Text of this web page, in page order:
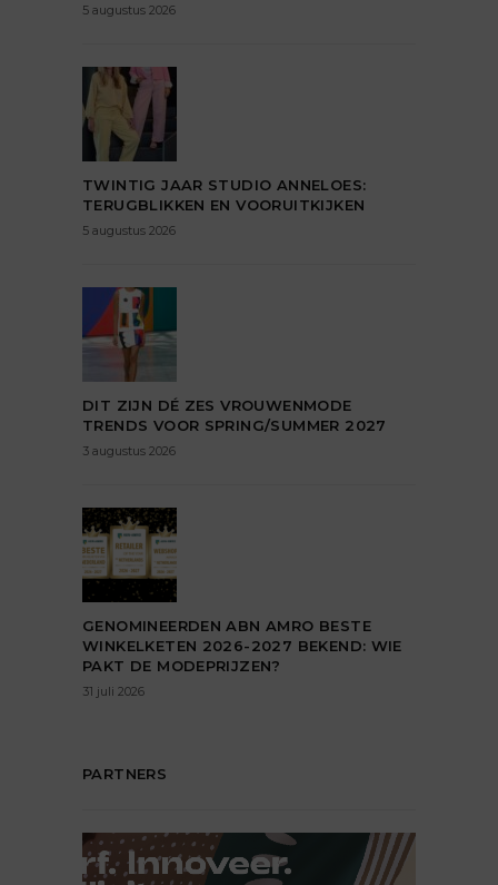
5 augustus 2026
TWINTIG JAAR STUDIO ANNELOES:
TERUGBLIKKEN EN VOORUITKIJKEN
5 augustus 2026
DIT ZIJN DÉ ZES VROUWENMODE
TRENDS VOOR SPRING/SUMMER 2027
3 augustus 2026
GENOMINEERDEN ABN AMRO BESTE
WINKELKETEN 2026-2027 BEKEND: WIE
PAKT DE MODEPRIJZEN?
31 juli 2026
PARTNERS